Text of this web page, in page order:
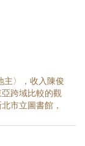
主〉，收入陳俊
跨域比較的觀
市立圖書館，